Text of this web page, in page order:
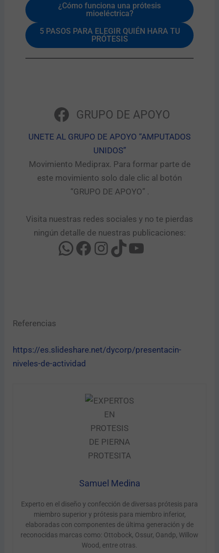
¿Cómo funciona una prótesis
mioeléctrica?
5 PASOS PARA ELEGIR QUIÉN HARA TU
PRÓTESIS
GRUPO DE APOYO
UNETE AL GRUPO DE APOYO “AMPUTADOS
UNIDOS”​
Movimiento Mediprax. Para formar parte de
este movimiento solo dale clic al botón
“GRUPO DE APOYO” .​
Visita nuestras redes sociales y no te pierdas
ningún detalle de nuestras publicaciones:
Referencias
https://es.slideshare.net/dycorp/presentacin-
niveles-de-actividad
Samuel Medina
Experto en el diseño y confección de diversas prótesis para
miembro superior y prótesis para miembro inferior,
elaboradas con componentes de última generación y de
reconocidas marcas como: Ottobock, Ossur, Oandp, Willow
Wood, entre otras.